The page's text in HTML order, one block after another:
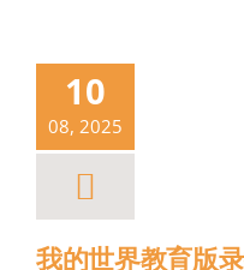
10
08, 2025
我的世界教育版